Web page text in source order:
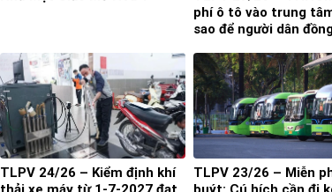
phí ô tô vào trung
sao để người dân
TLPV 24/26 – Kiểm định khí
TLPV 23/26 – Miễn